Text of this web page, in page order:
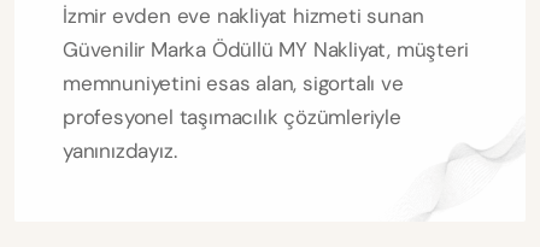
İzmir evden eve nakliyat hizmeti sunan
Güvenilir Marka Ödüllü MY Nakliyat, müşteri
memnuniyetini esas alan, sigortalı ve
profesyonel taşımacılık çözümleriyle
yanınızdayız.